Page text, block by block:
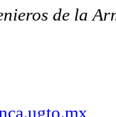
de la